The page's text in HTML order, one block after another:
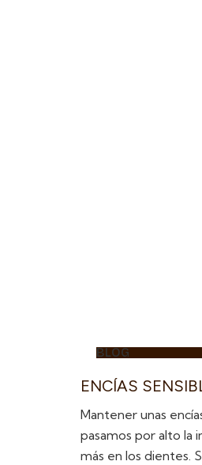
BLOG
ENCÍAS
Mantener unas
pasamos por alto la
más en los dientes.